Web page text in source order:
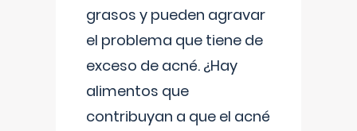
grasos y pueden agravar
el problema que tiene de
exceso de acné. ¿Hay
alimentos que
contribuyan a que el acné